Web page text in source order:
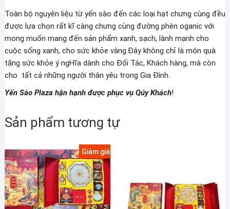
Toàn bộ nguyên liệu từ yến sào đến các loại hạt chưng cùng đều
được lựa chọn rất kĩ càng chưng cùng đường phèn oganic với
mong muốn mang đến sản phẩm xanh, sạch, lành mạnh cho
cuộc sống xanh, cho sức khỏe vàng.Đây không chỉ là món quà
tặng sức khỏe ý ngHĩa dành cho Đối Tác, Khách hàng, mà còn
cho tất cả những người thân yêu trong Gia Đình.
Yến Sào Plaza hận hạnh được phục vụ Qúy Khách!
Sản phẩm tương tự
Giảm giá!